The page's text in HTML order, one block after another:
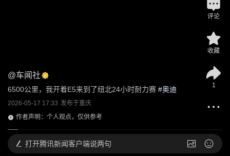
@车闻社
6500公里，我开着E5来到了纽北24小时耐力赛 #奥迪
2026-05-17 17:33 发布于重庆
作者声明：个人观点，仅供参考
评论
收藏
1
打开腾讯新闻客户端说两句